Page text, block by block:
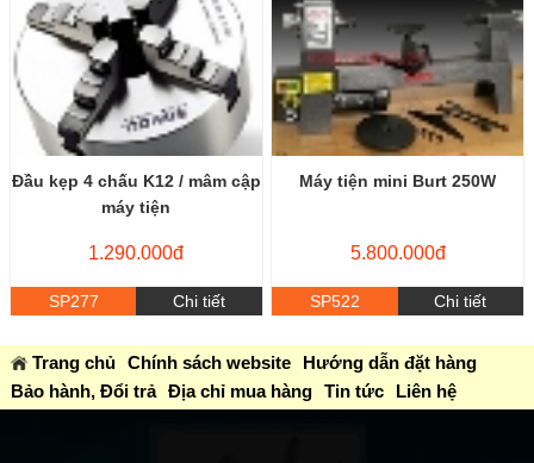
Đầu kẹp 4 chấu K12 / mâm cập
máy tiện
1.290.000đ
SP277 Chi tiết
Máy tiện mini Burt 250W
5.800.000đ
SP522 Chi tiết
Trang chủ Chính sách website
Hướng dẫn đặt hàng
Bảo hành, Đổi trả Địa chỉ mua hàng Tin tức Liên hệ